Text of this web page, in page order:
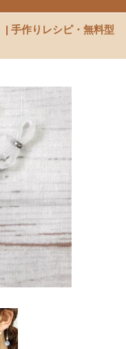
| 手作りレシピ・無料型